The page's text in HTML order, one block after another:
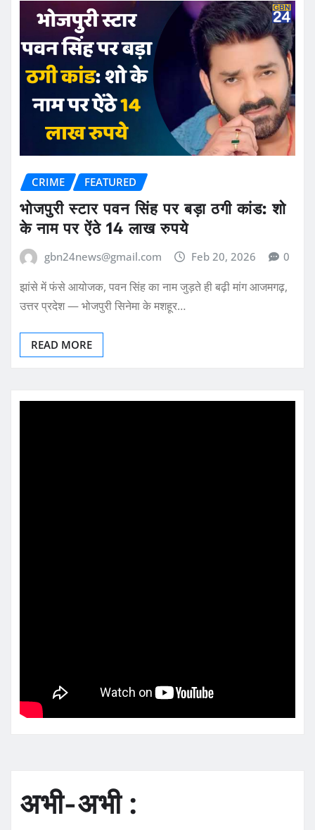
CRIME FEATURED
भोजपुरी स्टार पवन सिंह पर बड़ा ठगी कांड: शो
के नाम पर ऐंठे 14 लाख रुपये
gbn24news@gmail.com Feb 20, 2026 0
झांसे में फंसे आयोजक, पवन सिंह का नाम जुड़ते ही बढ़ी मांग आजमगढ़,
उत्तर प्रदेश — भोजपुरी सिनेमा के मशहूर…
READ MORE
अभी-अभी :